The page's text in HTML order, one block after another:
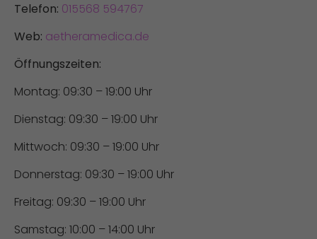
Telefon: 015568 594767
Web: aetheramedica.de
Öffnungszeiten:
Montag: 09:30 – 19:00 Uhr
Dienstag: 09:30 – 19:00 Uhr
Mittwoch: 09:30 – 19:00 Uhr
Donnerstag: 09:30 – 19:00 Uhr
Freitag: 09:30 – 19:00 Uhr
Samstag: 10:00 – 14:00 Uhr